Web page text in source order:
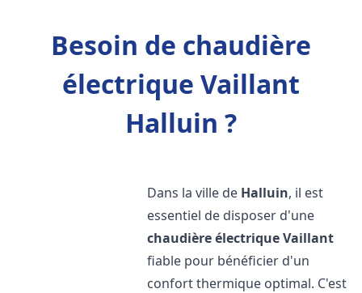
Besoin de chaudière
électrique Vaillant
Halluin ?
Dans la ville de Halluin, il est
essentiel de disposer d'une
chaudière électrique Vaillant
fiable pour bénéficier d'un
confort thermique optimal. C'est